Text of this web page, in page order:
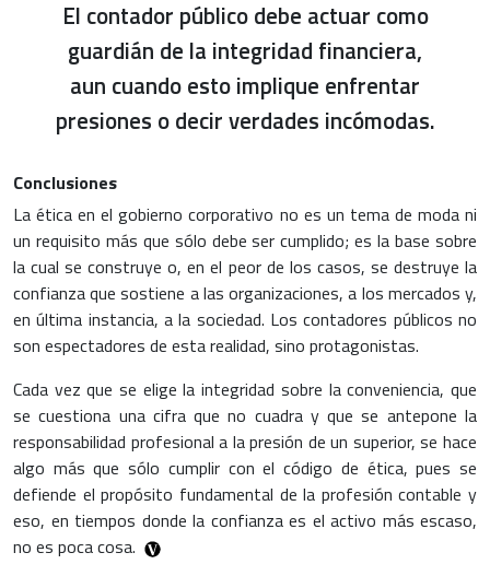
El contador público debe actuar como
guardián de la integridad financiera,
aun cuando esto implique enfrentar
presiones o decir verdades incómodas.
Conclusiones
La ética en el gobierno corporativo no es un tema de moda ni
un requisito más que sólo debe ser cumplido; es la base sobre
la cual se construye o, en el peor de los casos, se destruye la
confianza que sostiene a las organizaciones, a los mercados y,
en última instancia, a la sociedad. Los contadores públicos no
son espectadores de esta realidad, sino protagonistas.
Cada vez que se elige la integridad sobre la conveniencia, que
se cuestiona una cifra que no cuadra y que se antepone la
responsabilidad profesional a la presión de un superior, se hace
algo más que sólo cumplir con el código de ética, pues se
defiende el propósito fundamental de la profesión contable y
eso, en tiempos donde la confianza es el activo más escaso,
no es poca cosa.